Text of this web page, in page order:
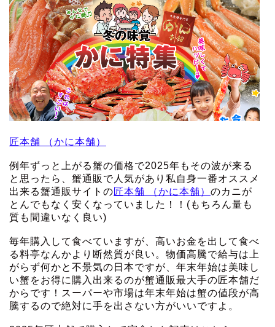
匠本舗 （かに本舗）
例年ずっと上がる蟹の価格で2025年もその波が来る
と思ったら、蟹通販で人気があり私自身一番オススメ
出来る蟹通販サイトの匠本舗 （かに本舗） のカニが
とんでもなく安くなっていました！！(もちろん量も
質も間違いなく良い)
毎年購入して食べていますが、高いお金を出して食べ
る料亭なんかより断然質が良い。物価高騰で給与は上
がらず何かと不景気の日本ですが、年末年始は美味し
い蟹をお得に購入出来るのが蟹通販最大手の匠本舗だ
からです！スーパーや市場は年末年始は蟹の値段が高
騰するので絶対に手を出さない方がいいですよ。